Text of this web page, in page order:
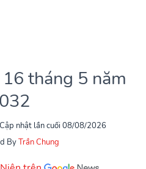
tháng 5 năm
Cập nhật lần cuối 08/08/2026
ByTrần Chung